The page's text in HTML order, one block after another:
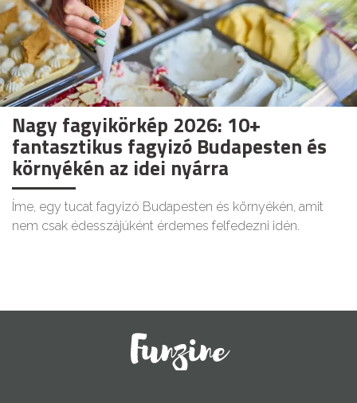
Nagy fagyikörkép 2026: 10+
fantasztikus fagyizó Budapesten és
környékén az idei nyárra
Íme, egy tucat fagyizó Budapesten és környékén, amit
nem csak édesszájúként érdemes felfedezni idén.